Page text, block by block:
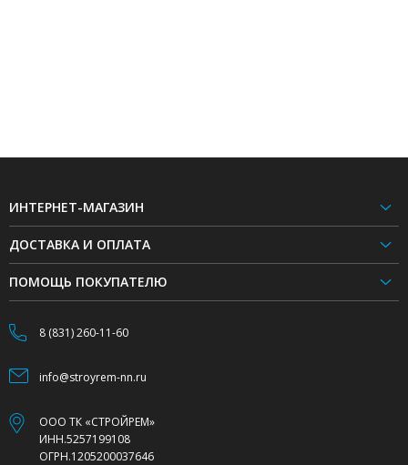
ИНТЕРНЕТ-МАГАЗИН
ДОСТАВКА И ОПЛАТА
ПОМОЩЬ ПОКУПАТЕЛЮ
8 (831) 260-11-60
info@stroyrem-nn.ru
ООО ТК «СТРОЙРЕМ»
ИНН.5257199108
ОГРН.1205200037646